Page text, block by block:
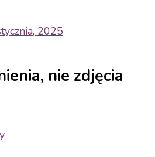
2025
nie zdjęcia